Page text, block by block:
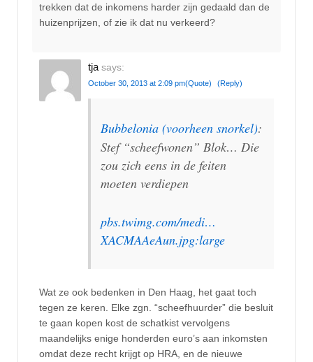
trekken dat de inkomens harder zijn gedaald dan de
huizenprijzen, of zie ik dat nu verkeerd?
tja says:
October 30, 2013 at 2:09 pm(Quote) (Reply)
Bubbelonia (voorheen snorkel):
Stef “scheefwonen” Blok… Die
zou zich eens in de feiten
moeten verdiepen
pbs.twimg.com/medi…
XACMAAeAun.jpg:large
Wat ze ook bedenken in Den Haag, het gaat toch
tegen ze keren. Elke zgn. “scheefhuurder” die besluit
te gaan kopen kost de schatkist vervolgens
maandelijks enige honderden euro’s aan inkomsten
omdat deze recht krijgt op HRA, en de nieuwe